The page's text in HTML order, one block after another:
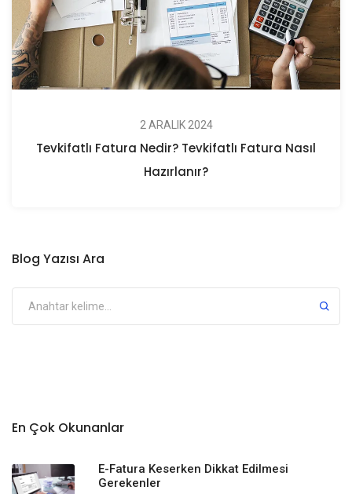
2 ARALIK 2024
Tevkifatlı Fatura Nedir? Tevkifatlı Fatura Nasıl
Hazırlanır?
Blog Yazısı Ara
En Çok Okunanlar
E-Fatura Keserken Dikkat Edilmesi
Gerekenler